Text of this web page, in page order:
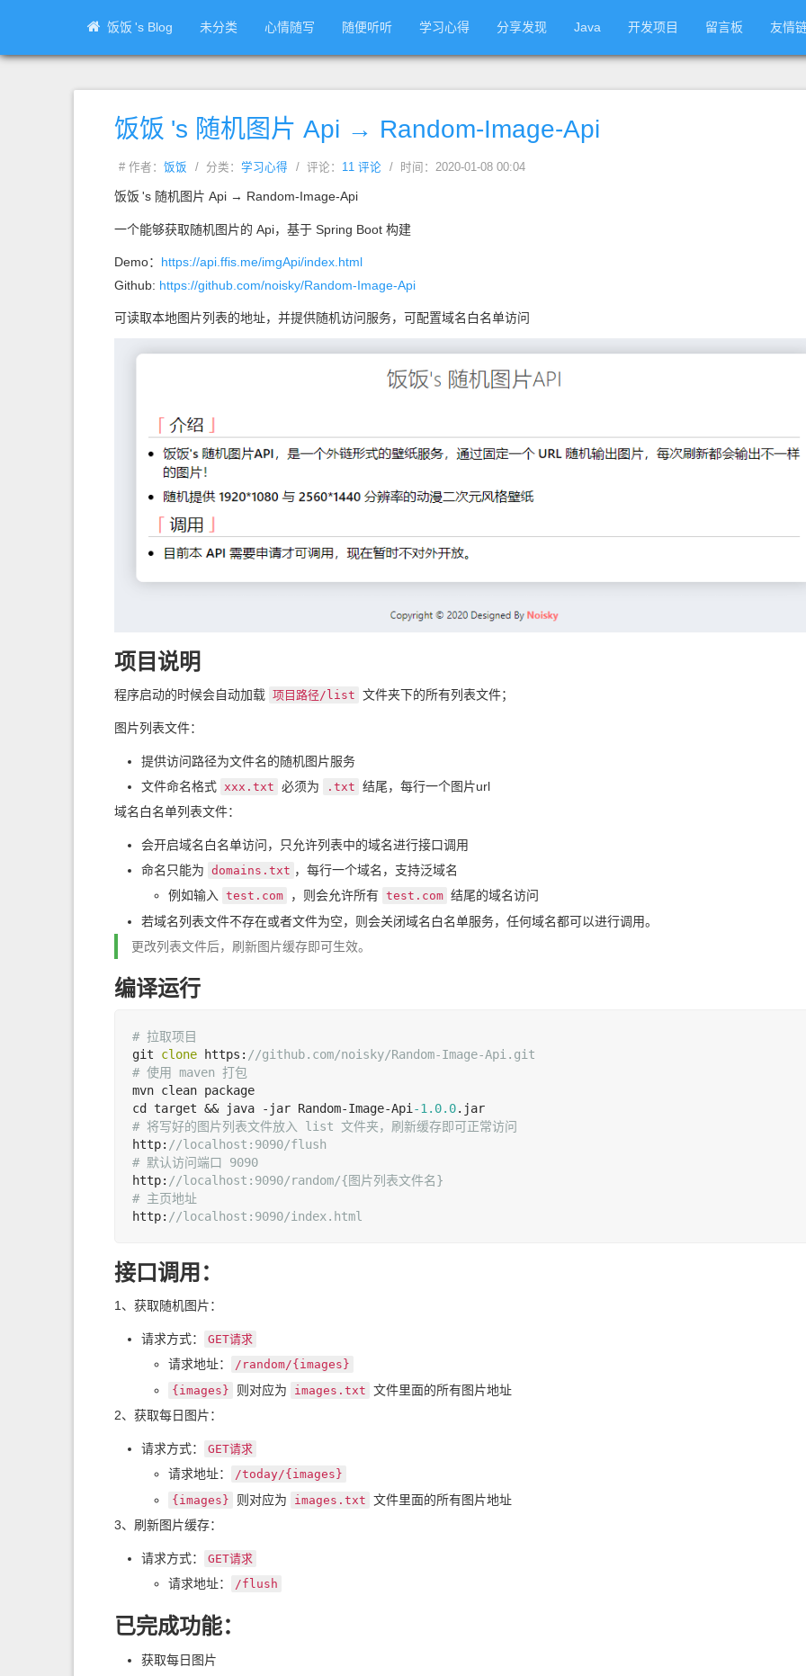
饭饭 's Blog 未分类 心情随写 随便听听 学习心得 分享发现 Java 开发项目 留言板 友情
饭饭 's 随机图片 Api → Random-Image-Api
# 作者： 饭饭 / 分类： 学习心得 / 评论： 11 评论 / 时间：2020-01-08 00:04
饭饭 's 随机图片 Api → Random-Image-Api
一个能够获取随机图片的 Api，基于 Spring Boot 构建
Demo： https://api.ffis.me/imgApi/index.html
Github: https://github.com/noisky/Random-Image-Api
可读取本地图片列表的地址，并提供随机访问服务，可配置域名白名单访问
项目说明
程序启动的时候会自动加载 项目路径/list 文件夹下的所有列表文件；
图片列表文件：
提供访问路径为文件名的随机图片服务
文件命名格式 xxx.txt 必须为 .txt 结尾，每行一个图片url
域名白名单列表文件：
会开启域名白名单访问，只允许列表中的域名进行接口调用
命名只能为 domains.txt ，每行一个域名，支持泛域名
例如输入
test.com ，则会允许所有 test.com 结尾的域名访问
若域名列表文件不存在或者文件为空，则会关闭域名白名单服务，任何域名都可以进行调用。
更改列表文件后，刷新图片缓存即可生效。
编译运行
# 拉取项目
git clone https: //github.com/noisky/Random-Image-Api.git
# 使用 maven 打包
mvn clean package
cd target && java -jar Random-Image-Api -1.0.0
# 将写好的图片列表文件放入 list 文件夹，刷新缓存即可正常访问
http: //localhost:9090/flush
# 默认访问端口 9090
http: //localhost:9090/random/{图片列表文件名}
# 主页地址
http: //localhost:9090/index.html
接口调用：
1、获取随机图片：
请求方式： GET请求
请求地址：
/random/{images}
{images}
则对应为 images.txt 文件里面的所有图片地址
2、获取每日图片：
请求方式： GET请求
请求地址：
/today/{images}
{images}
则对应为 images.txt 文件里面的所有图片地址
3、刷新图片缓存：
请求方式： GET请求
请求地址： /flush
已完成功能：
获取每日图片